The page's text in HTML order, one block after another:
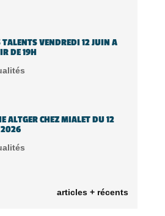
TALENTS VENDREDI 12 JUIN A
DE 19H
ALTGER CHEZ MIALET DU 12
2026
articles + récents